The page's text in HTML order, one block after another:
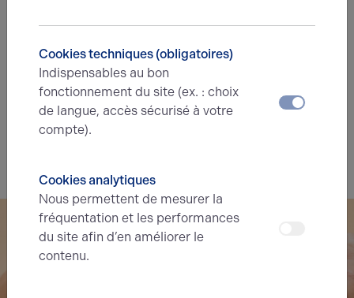
B C D E
Indice d'émission de gaz à effet de serre
Cookies techniques (obligatoires)
Indispensables au bon
fonctionnement du site (ex. : choix
de langue, accès sécurisé à votre
compte).
Cookies analytiques
Nous permettent de mesurer la
fréquentation et les performances
du site afin d’en améliorer le
contenu.